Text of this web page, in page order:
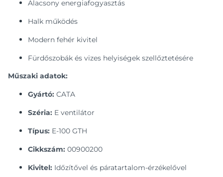
Alacsony energiafogyasztás
Halk működés
Modern fehér kivitel
Fürdőszobák és vizes helyiségek szellőztetésére
Műszaki adatok:
Gyártó: CATA
Széria: E ventilátor
Típus: E-100 GTH
Cikkszám: 00900200
Kivitel: Időzítővel és páratartalom-érzékelővel